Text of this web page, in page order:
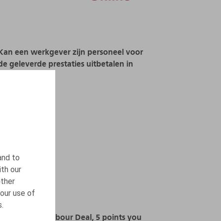
to
our
use of
Kan een werkgever zijn personeel voor
geleverde prestaties uitbetalen in
New Belgian Labour Deal, 5 points you